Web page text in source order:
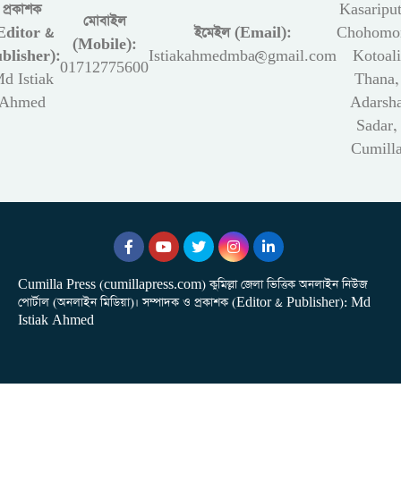
প্রকাশক
&
Istiak
মোবাইল
(Mobile):
01712775600
ইমেইল (Email):
Istiakahmedmba@gmail.com
Kotoali
Thana,
Sadar,
Cumilla Press (cumillapress.com) কুমিল্লা জেলা ভিত্তিক অনলাইন নিউজ
পোর্টাল (অনলাইন মিডিয়া)। সম্পাদক ও প্রকাশক (Editor & Publisher): Md
Istiak Ahmed